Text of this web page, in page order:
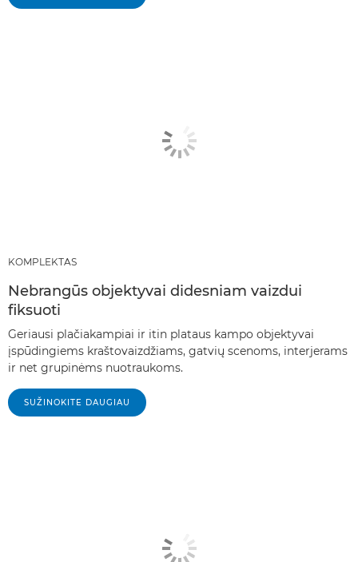
KOMPLEKTAS
Nebrangūs objektyvai didesniam vaizdui
fiksuoti
Geriausi plačiakampiai ir itin plataus kampo objektyvai
įspūdingiems kraštovaizdžiams, gatvių scenoms, interjerams
ir net grupinėms nuotraukoms.
SUŽINOKITE DAUGIAU